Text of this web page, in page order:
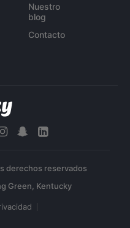
Nuestro
blog
Contacto
derechos reservados